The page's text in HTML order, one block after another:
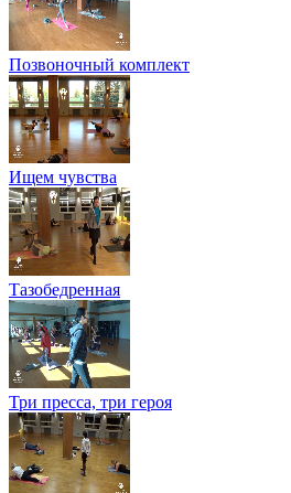
Позвоночный комплект
Ищем чувства
Тазобедренная
Три пресса, три героя